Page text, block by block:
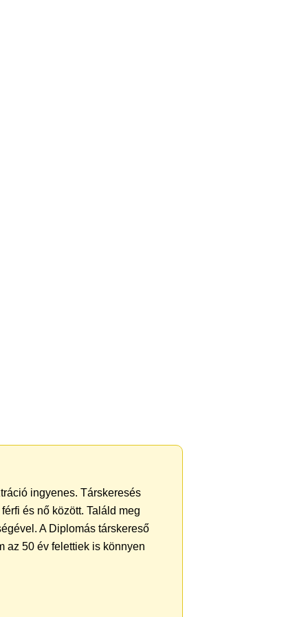
ingyenes. Társkeresés
és nő között. Találd meg
A Diplomás társkereső
az 50 év felettiek is könnyen